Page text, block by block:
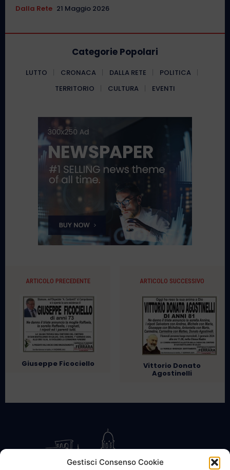
Gestisci Consenso Cookie
Dalla Rete 21 Maggio 2026
Categorie Popolari
LUTTO CRONACA DALLA RETE
POLITICA
TERRITORIO
CULTURA EVENTI
ARTICOLO PRECEDENTE
Giuseppe Ficociello
ARTICOLO SUCCESSIVO
Vittorio Donato
Agostinelli